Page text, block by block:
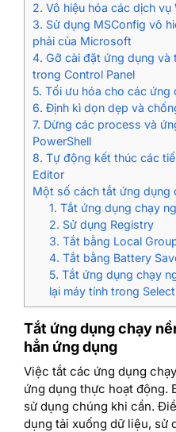
2. Vô hiệu hóa các dịch
3. Sử dụng MSConfig vô
phải của Microsoft
4. Gỡ cài đặt ứng dụng và
trong Control Panel
5. Tối ưu hóa cho các ứng
6. Định kì dọn dẹp và
7. Dừng các process và
PowerShell
8. Tự động kết thúc các
Editor
Một số cách tắt ứng dụng
1. Tắt ứng dụng chạy
2. Sử dụng Registry
3. Tắt bằng Local
4. Tắt bằng Battery
5. Tắt ứng dụng chạy
lại máy tính trong
Tắt ứng dụng chạy
hẳn ứng dụng
Việc tắt các ứng dụng
ứng dụng thực hoạt động.
sử dụng chúng khi cần.
dụng tải xuống dữ liệu, sử